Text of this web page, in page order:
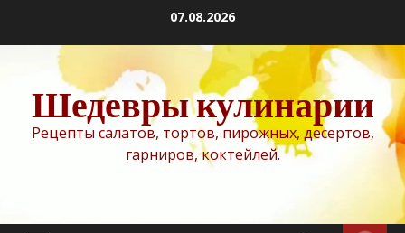
содержимому
07.08.2026
Шедевры кулинарии
Рецепты салатов, тортов, пирожных, десертов,
гарниров, коктейлей.